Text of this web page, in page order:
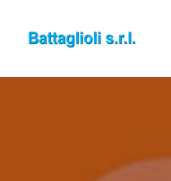
content